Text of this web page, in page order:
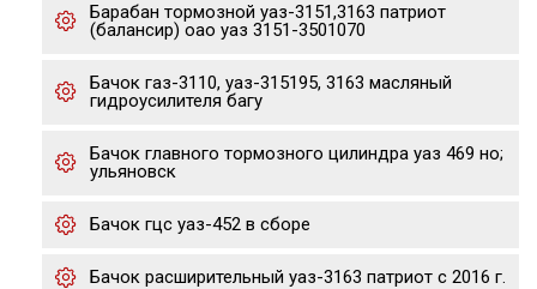
Барабан тормозной уаз-3151,3163 патриот
(балансир) оао уаз 3151-3501070
Бачок газ-3110, уаз-315195, 3163 масляный
гидроусилителя багу
Бачок главного тормозного цилиндра уаз 469 но;
ульяновск
Бачок гцс уаз-452 в сборе
Бачок расширительный уаз-3163 патриот с 2016 г.